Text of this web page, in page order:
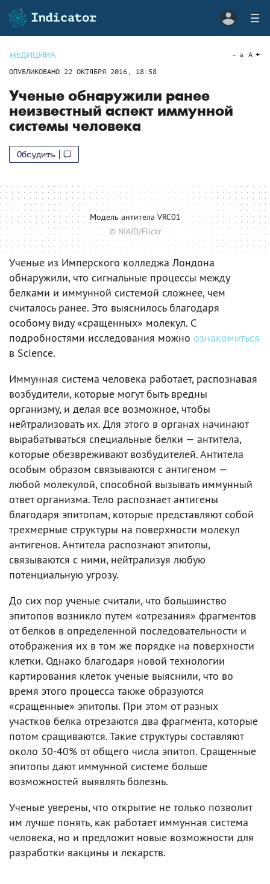
МЕДИЦИНА
ОПУБЛИКОВАНО 22 ОКТЯБРЯ 2016, 18:58
a A
Ученые обнаружили ранее
неизвестный аспект иммунной
системы человека
Обсудить
Модель антитела VRC01
© NIAID/Flickr
Ученые из Имперского колледжа Лондона
обнаружили, что сигнальные процессы между
белками и иммунной системой сложнее, чем
считалось ранее. Это выяснилось благодаря
особому виду «сращенных» молекул. С
подробностями исследования можно ознакомиться
в Science.
Иммунная система человека работает, распознавая
возбудители, которые могут быть вредны
организму, и делая все возможное, чтобы
нейтрализовать их. Для этого в органах начинают
вырабатываться специальные белки — антитела,
которые обезвреживают возбудителей. Антитела
особым образом связываются с антигеном —
любой молекулой, способной вызывать иммунный
ответ организма. Тело распознает антигены
благодаря эпитопам, которые представляют собой
трехмерные структуры на поверхности молекул
антигенов. Антитела распознают эпитопы,
связываются с ними, нейтрализуя любую
потенциальную угрозу.
До сих пор ученые считали, что большинство
эпитопов возникло путем «отрезания» фрагментов
от белков в определенной последовательности и
отображения их в том же порядке на поверхности
клетки. Однако благодаря новой технологии
картирования клеток ученые выяснили, что во
время этого процесса также образуются
«сращенные» эпитопы. При этом от разных
участков белка отрезаются два фрагмента, которые
потом сращиваются. Такие структуры составляют
около 30-40% от общего числа эпитоп. Сращенные
эпитопы дают иммунной системе больше
возможностей выявлять болезнь.
Ученые уверены, что открытие не только позволит
им лучше понять, как работает иммунная система
человека, но и предложит новые возможности для
разработки вакцины и лекарств.